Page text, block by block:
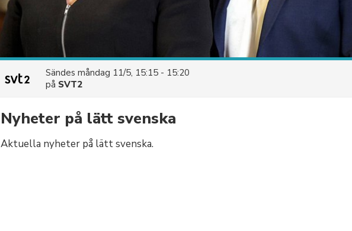
Sändes måndag 11/5, 15:15 - 15:20
på SVT2
Nyheter på lätt svenska
Aktuella nyheter på lätt svenska.